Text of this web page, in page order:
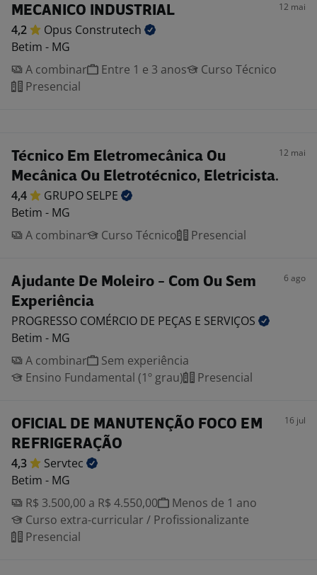
MECANICO INDUSTRIAL 12 mai
4,2 Opus Construtech
Betim - MG
A combinar
Entre 1 e 3 anos
Curso Técnico
Presencial
Técnico Em Eletromecânica Ou
Mecânica Ou Eletrotécnico, Eletricista.
12 mai
4,4 GRUPO SELPE
Betim - MG
A combinar
Curso Técnico Presencial
Ajudante De Moleiro - Com Ou Sem
Experiência
6 ago
PROGRESSO COMÉRCIO DE PEÇAS E SERVIÇOS
Betim - MG
A combinar
Sem experiência
Ensino Fundamental (1º grau)
Presencial
OFICIAL DE MANUTENÇÃO FOCO EM
REFRIGERAÇÃO
16 jul
4,3
Servtec
Betim - MG
R$ 3.500,00 a R$ 4.550,00
Menos de 1 ano
Curso extra-curricular / Profissionalizante
Presencial